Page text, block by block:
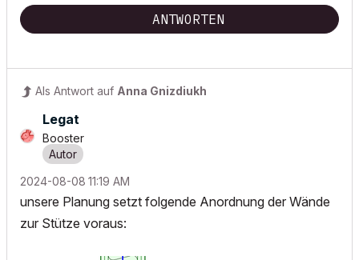
ANTWORTEN
Als Antwort auf Anna Gnizdiukh
Legat
Booster
‎2024-08-08 11:19 AM
unsere Planung setzt folgende Anordnung der Wände
zur Stütze voraus: